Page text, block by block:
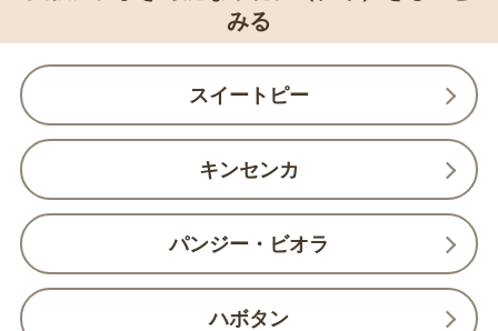
みる
スイートピー
キンセンカ
パンジー・ビオラ
ハボタン